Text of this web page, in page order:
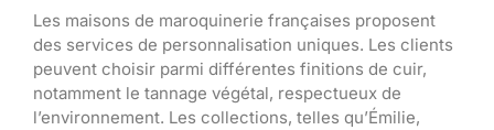
Les maisons de maroquinerie françaises proposent
des services de personnalisation uniques. Les clients
peuvent choisir parmi différentes finitions de cuir,
notamment le tannage végétal, respectueux de
l’environnement. Les collections, telles qu’Émilie,